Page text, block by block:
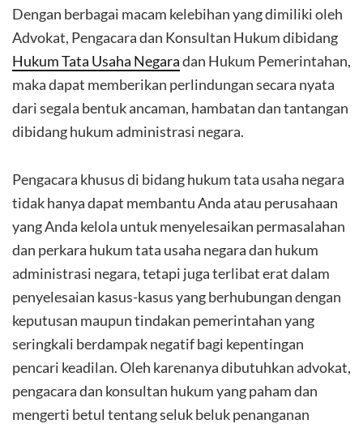
Dengan berbagai macam kelebihan yang dimiliki oleh
Advokat, Pengacara dan Konsultan Hukum dibidang
Hukum Tata Usaha Negaradan Hukum Pemerintahan,
maka dapat memberikan perlindungan secara nyata
dari segala bentuk ancaman, hambatan dan tantangan
dibidang hukum administrasi negara.
Pengacara khusus di bidang hukum tata usaha negara
tidak hanya dapat membantu Anda atau perusahaan
yang Anda kelola untuk menyelesaikan permasalahan
dan perkara hukum tata usaha negara dan hukum
administrasi negara, tetapi juga terlibat erat dalam
penyelesaian kasus-kasus yang berhubungan dengan
keputusan maupun tindakan pemerintahan yang
seringkali berdampak negatif bagi kepentingan
pencari keadilan. Oleh karenanya dibutuhkan advokat,
pengacara dan konsultan hukum yang paham dan
mengerti betul tentang seluk beluk penanganan